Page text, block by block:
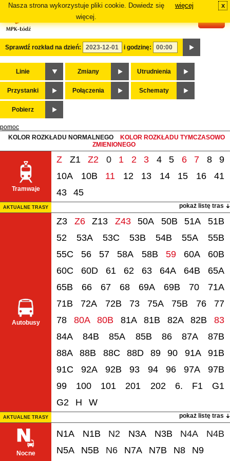
Nasza strona wykorzystuje pliki cookie. Dowiedz się
więcej.
więcej x
Sprawdź rozkład na dzień: i godzinę:
Linie Zmiany Utrudnienia
Przystanki Połączenia Schematy
Pobierz
pomoc
KOLOR ROZKŁADU NORMALNEGO
KOLOR ROZKŁADU TYMCZASOWO
ZMIENIONEGO
Tramwaje
Z Z1 Z2 0 1 2 3 4 5 6 7 8
9
10A
10B 11 12 13 14 15 16
41
43
45
pokaż listę tras
AKTUALNE TRASY
Autobusy
Z3 Z6 Z13 Z43 50A 50B 51A
51B
52
53A 53C 53B 54B 55A
55B
55C
56 57 58A 58B 59 60A
60B
60C
60D 61 62 63 64A 64B
65A
65B
66 67 68 69A 69B 70
71A
71B
72A 72B 73 75A 75B 76
77
78
80A 80B 81A 81B 82A 82B
83
84A
84B 85A 85B 86 87A
87B
88A
88B 88C 88D 89 90 91A
91B
91C
92A 92B 93 94 96 97A
97B
99
100 101 201 202 6. F1
G1
G2
H W
pokaż listę tras
AKTUALNE TRASY
Nocne
N1A N1B N2 N3A N3B N4A
N4B
N5A
N5B N6 N7A N7B N8 N9